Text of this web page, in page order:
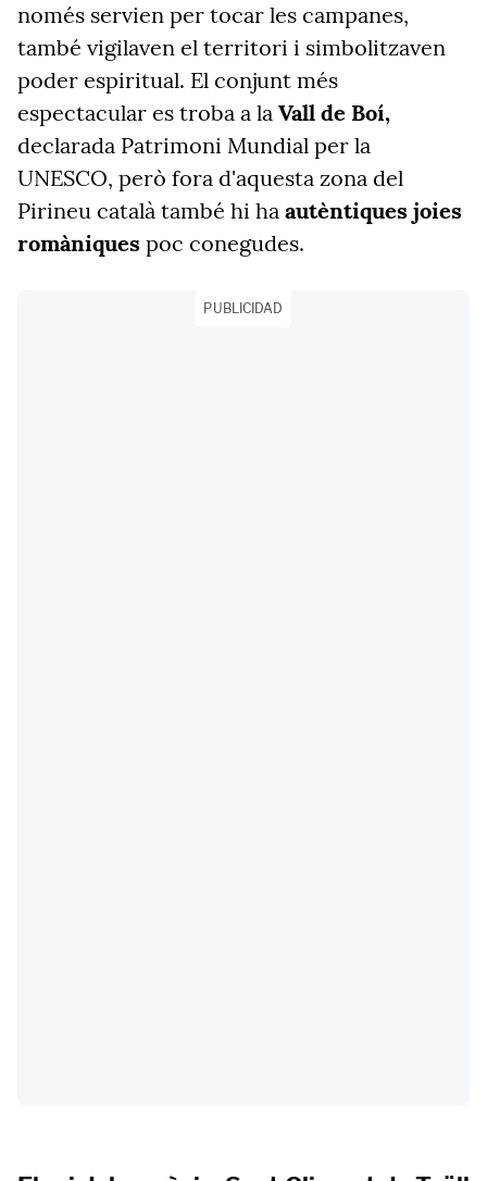
només servien per tocar les campanes,
també vigilaven el territori i simbolitzaven
poder espiritual. El conjunt més
espectacular es troba a la Vall de Boí,
declarada Patrimoni Mundial per la
UNESCO, però fora d'aquesta zona del
Pirineu català també hi ha autèntiques joies
romàniques poc conegudes.
PUBLICIDAD